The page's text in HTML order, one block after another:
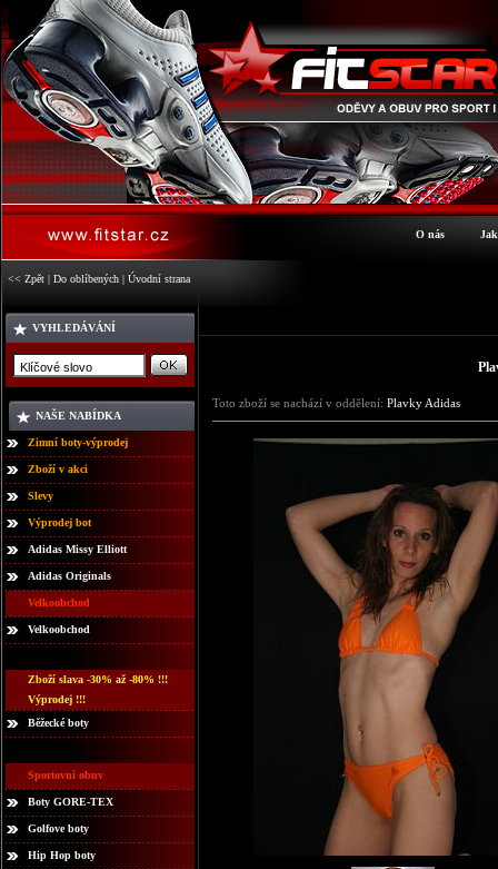
O nás
<< Zpět | Do oblíbených | Úvodní strana
VYHLEDÁVÁNÍ
NAŠE NABÍDKA
Zimní boty-výprodej
Zboží v akci
Slevy
Výprodej bot
Adidas Missy Elliott
Adidas Originals
Velkoobchod
Velkoobchod
Zboží slava -30% až -80% !!!
Výprodej !!!
Běžecké boty
Sportovní obuv
Boty GORE-TEX
Golfove boty
Hip Hop boty
Toto zboží se nachází v oddělení: Plavky Adidas